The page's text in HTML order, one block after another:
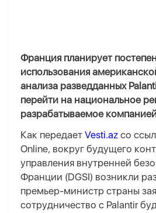
Франция планирует
использования
анализа разведданных
перейти на национальное
разрабатываемое
Как передает Vesti.az со
Online, вокруг будущего
управления внутренней
Франции (DGSI) возникли
премьер-министр страны
сотрудничество с Palantir